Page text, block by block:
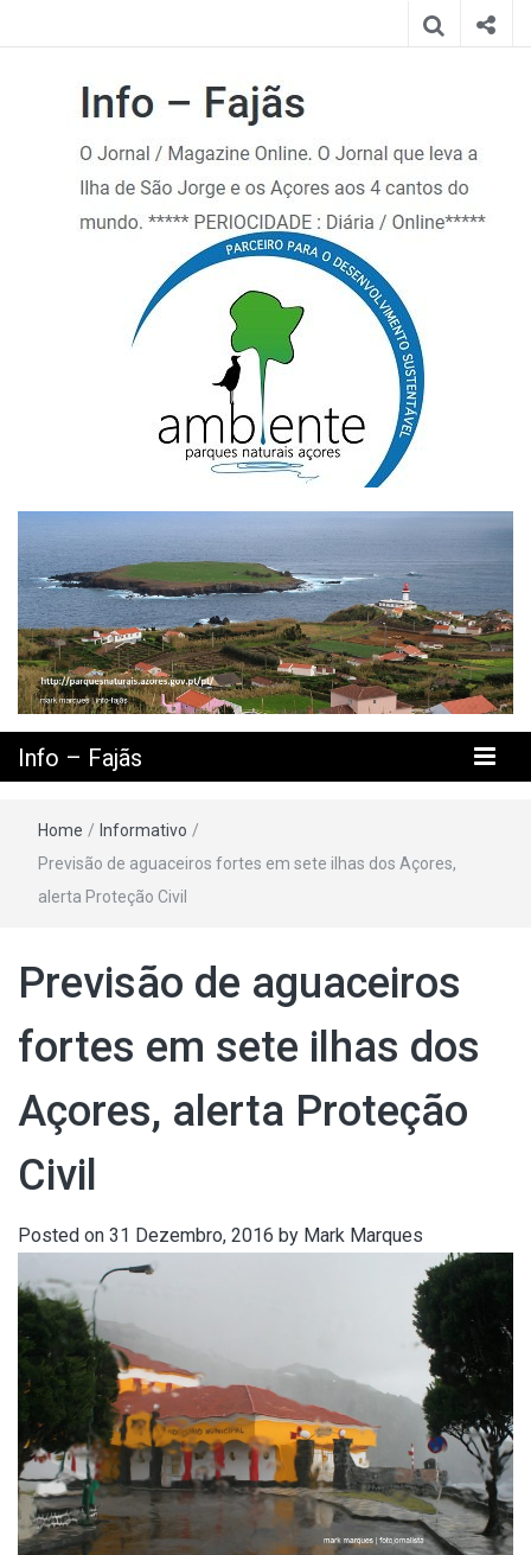
Info – Fajãs
Home / Informativo /
Previsão de aguaceiros fortes em sete ilhas dos Açores,
alerta Proteção Civil
Previsão de aguaceiros
fortes em sete ilhas dos
Açores, alerta Proteção
Civil
Posted on 31 Dezembro, 2016 by Mark Marques